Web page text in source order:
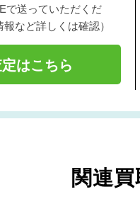
で送っていただくだ
など詳しくは確認）
はこちら
関連